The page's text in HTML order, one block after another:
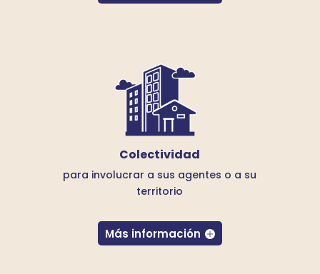
Colectividad
para involucrar a sus agentes o a su
territorio
Más información